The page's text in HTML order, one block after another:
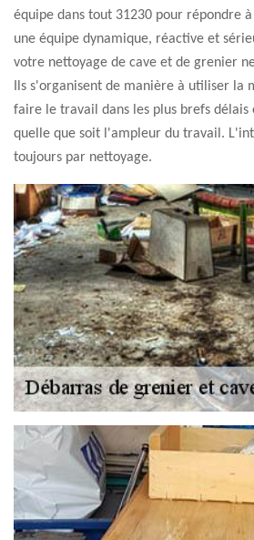
équipe dans tout 31230 pour répondre
une équipe dynamique, réactive et
votre nettoyage de cave et de grenier
Ils s'organisent de manière à utiliser la
faire le travail dans les plus brefs
quelle que soit l'ampleur du travail.
toujours par nettoyage.